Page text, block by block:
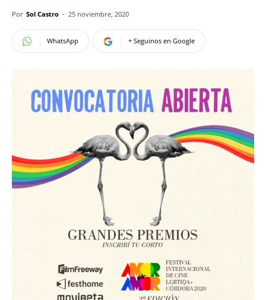
Por Sol Castro - 25 noviembre, 2020
WhatsApp + Seguinos en Google